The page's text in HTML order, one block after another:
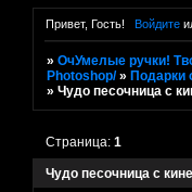
Привет, Гость! Войдите
»ОчУмелые ручки!
Photoshop/ » Подарки
»Чудо песочница с
Чудо песочница с
Страница:1